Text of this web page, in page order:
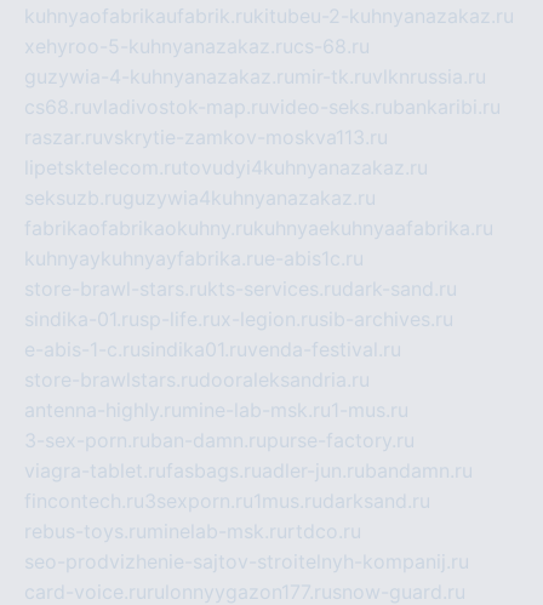
kuhnyaofabrikaufabrik.rukitubeu-2-kuhnyanazakaz.ru
xehyroo-5-kuhnyanazakaz.rucs-68.ru
guzywia-4-kuhnyanazakaz.ru mir-tk.ruvlknrussia.ru
cs68.ruvladivostok-map.ruvideo-seks.rubankaribi.ru
raszar.ruvskrytie-zamkov-moskva113.ru
lipetsktelecom.rutovudyi4kuhnyanazakaz.ru
seksuzb.ruguzywia4kuhnyanazakaz.ru
fabrikaofabrikaokuhny.rukuhnyaekuhnyaafabrika.ru
kuhnyaykuhnyayfabrika.rue-abis1c.ru
store-brawl-stars.rukts-services.rudark-sand.ru
sindika-01.rusp-life.rux-legion.rusib-archives.ru
e-abis-1-c.rusindika01.ruvenda-festival.ru
store-brawlstars.rudooraleksandria.ru
antenna-highly.ru mine-lab-msk.ru1-mus.ru
3-sex-porn.ruban-damn.rupurse-factory.ru
viagra-tablet.rufasbags.ruadler-jun.rubandamn.ru
fincontech.ru3sexporn.ru1mus.rudarksand.ru
rebus-toys.ru minelab-msk.ru rtdco.ru
seo-prodvizhenie-sajtov-stroitelnyh-kompanij.ru
card-voice.ru rulonnyygazon177.rusnow-guard.ru